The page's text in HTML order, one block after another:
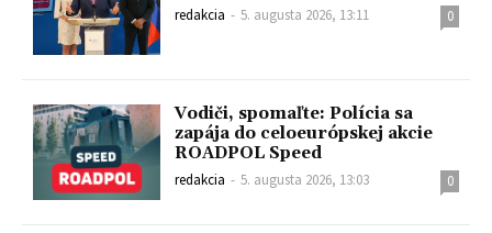
redakcia - 5. augusta 2026, 13:11 0
Vodiči, spomaľte: Polícia sa
zapája do celoeurópskej akcie
ROADPOL Speed
redakcia - 5. augusta 2026, 13:03 0